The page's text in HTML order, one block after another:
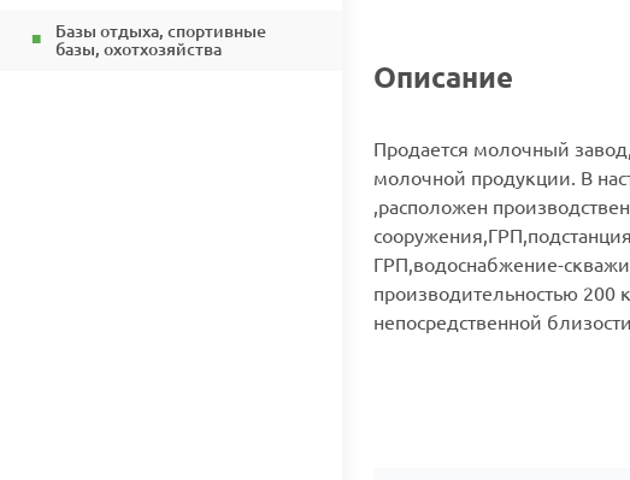
Базы отдыха, спортивные
базы, охотхозяйства
Описание
Продается молочный
молочной продукции. В
,расположен
ГРП,водоснабжение-
производительностью 200
непосредственной